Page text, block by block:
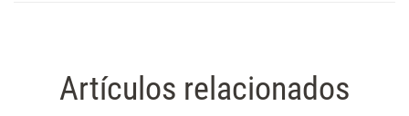
Artículos relacionados